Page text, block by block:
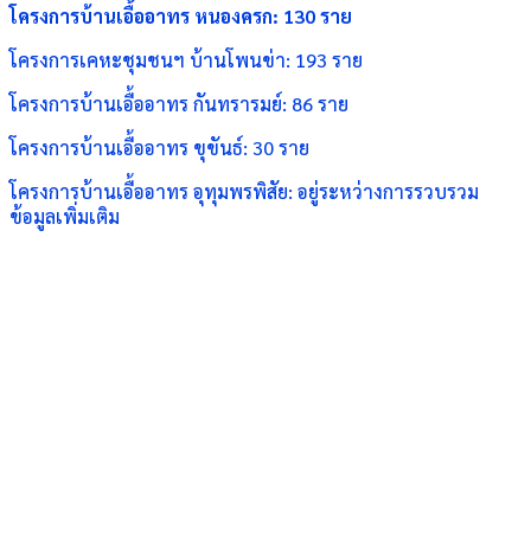
โครงการบ้านเอื้ออาทร หนองครก: 130 ราย
โครงการเคหะชุมชนฯ บ้านโพนข่า: 193 ราย
โครงการบ้านเอื้ออาทร กันทรารมย์: 86 ราย
โครงการบ้านเอื้ออาทร ขุขันธ์: 30 ราย
โครงการบ้านเอื้ออาทร อุทุมพรพิสัย: อยู่ระหว่างการรวบรวม
ข้อมูลเพิ่มเติม